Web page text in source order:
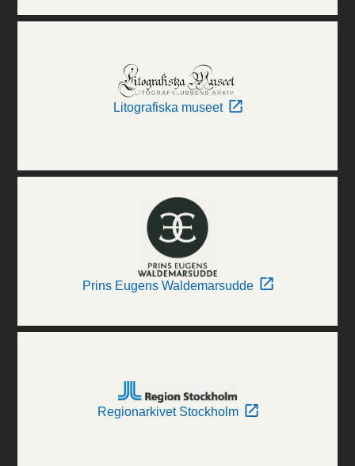
Litografiska museet
Prins Eugens Waldemarsudde
Regionarkivet Stockholm